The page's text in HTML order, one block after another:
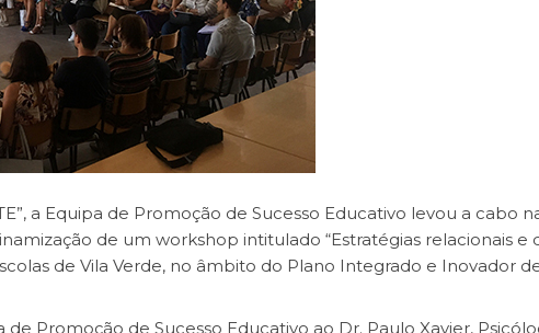
a Equipa de Promoção de Sucesso Educativo levou a cabo
de um workshop intitulado “Estratégias relacionais e
de Vila Verde, no âmbito do Plano Integrado e Inovador
Promoção de Sucesso Educativo ao Dr. Paulo Xavier,